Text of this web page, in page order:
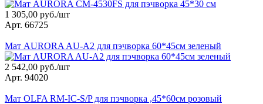
1 305,00 руб./шт
Арт. 66725
Мат AURORA AU-A2 для пэчворка 60*45см зеленый
2 542,00 руб./шт
Арт. 94020
Мат OLFA RM-IC-S/P для пэчворка ,45*60см розовый